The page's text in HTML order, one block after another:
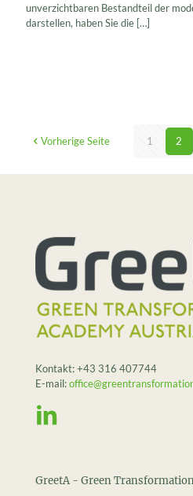
unverzichtbaren Bestandteil der
darstellen, haben Sie die […]
Vorherige Seite 1 2
Kontakt:+43 316 407744
E-mail:
GreetA - Green